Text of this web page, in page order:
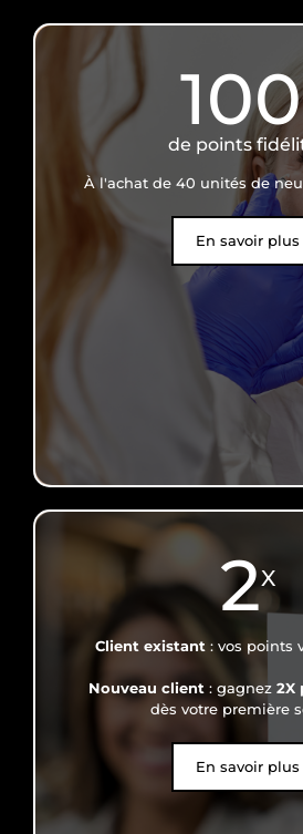
100
de points
À l'achat de 40 unités de
En savoir plus
2X
Client existant: vos points
Nouveau client: gagnez 2X
dès votre première
En savoir plus